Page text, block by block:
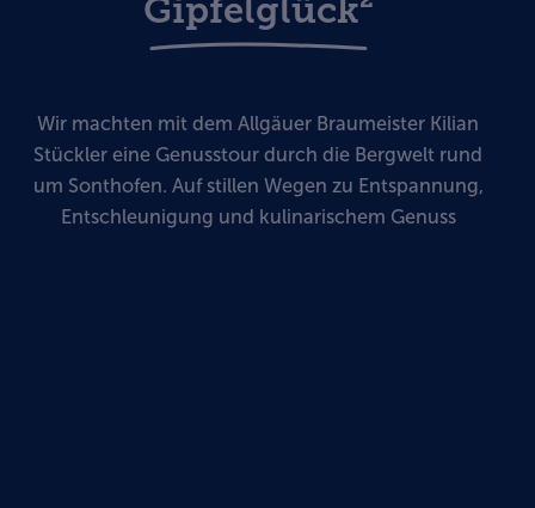
Gipfelglück²
Wir machten mit dem Allgäuer Braumeister Kilian
Stückler eine Genusstour durch die Bergwelt rund
um Sonthofen. Auf stillen Wegen zu Entspannung,
Entschleunigung und kulinarischem Genuss